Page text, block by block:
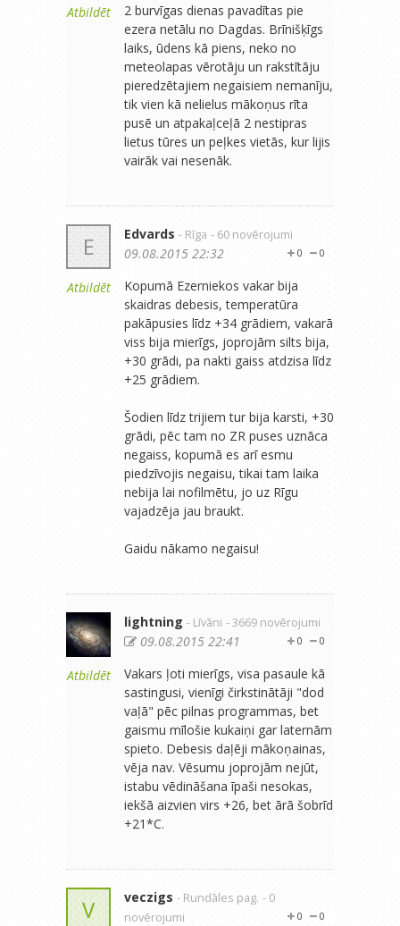
Atbildēt
2 burvīgas dienas pavadītas pie
ezera netālu no Dagdas. Brīnišķīgs
laiks, ūdens kā piens, neko no
meteolapas vērotāju un rakstītāju
pieredzētajiem negaisiem nemanīju,
tik vien kā nelielus mākoņus rīta
pusē un atpakaļceļā 2 nestipras
lietus tūres un peļkes vietās, kur lijis
vairāk vai nesenāk.
E
Atbildēt
Edvards - Rīga - 60 novērojumi
0
0
09.08.2015 22:32
Kopumā Ezerniekos vakar bija
skaidras debesis, temperatūra
pakāpusies līdz +34 grādiem, vakarā
viss bija mierīgs, joprojām silts bija,
+30 grādi, pa nakti gaiss atdzisa līdz
+25 grādiem.
Šodien līdz trijiem tur bija karsti, +30
grādi, pēc tam no ZR puses uznāca
negaiss, kopumā es arī esmu
piedzīvojis negaisu, tikai tam laika
nebija lai nofilmētu, jo uz Rīgu
vajadzēja jau braukt.
Gaidu nākamo negaisu!
Atbildēt
lightning - Līvāni - 3669 novērojumi
0
0
09.08.2015 22:41
Vakars ļoti mierīgs, visa pasaule kā
sastingusi, vienīgi čirkstinātāji "dod
vaļā" pēc pilnas programmas, bet
gaismu mīlošie kukaiņi gar laternām
spieto. Debesis daļēji mākoņainas,
vēja nav. Vēsumu joprojām nejūt,
istabu vēdināšana īpaši nesokas,
iekšā aizvien virs +26, bet ārā šobrīd
+21*C.
V veczigs - Rundāles pag. - 0
novērojumi
0
0